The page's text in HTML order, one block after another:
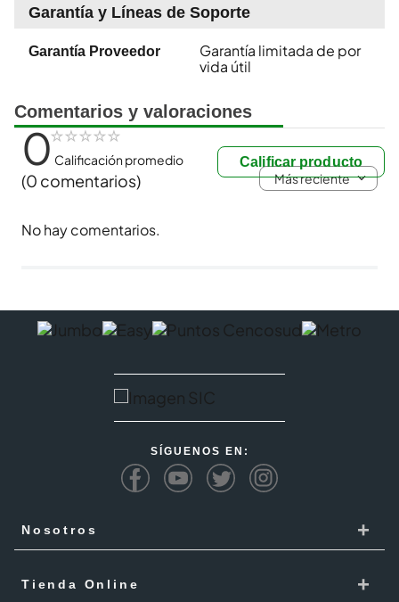
Garantía y Líneas de Soporte
Garantía Proveedor
Garantía limitada de por
vida útil
Comentarios y valoraciones
Calificar producto
☆☆☆☆☆
0Calificación promedio
(0 comentarios) Más reciente
No hay comentarios.
SÍGUENOS EN:
Nosotros +
Tienda Online +